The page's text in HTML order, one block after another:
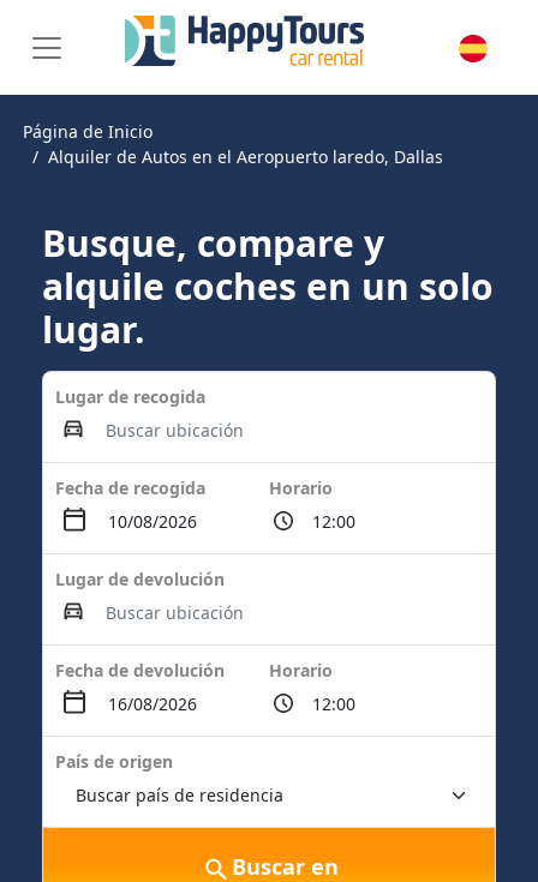
Página de Inicio
Alquiler de Autos en el Aeropuerto laredo, Dallas
Busque, compare y
alquile coches en un solo
lugar.
Lugar de recogida
Fecha de recogida Horario
Lugar de devolución
Fecha de devolución Horario
País de origen
Buscar en